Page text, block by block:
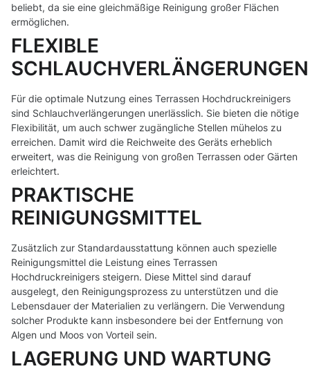
beliebt, da sie eine gleichmäßige Reinigung großer Flächen
ermöglichen.
FLEXIBLE
SCHLAUCHVERLÄNGERUNGEN
Für die optimale Nutzung eines Terrassen Hochdruckreinigers
sind Schlauchverlängerungen unerlässlich. Sie bieten die nötige
Flexibilität, um auch schwer zugängliche Stellen mühelos zu
erreichen. Damit wird die Reichweite des Geräts erheblich
erweitert, was die Reinigung von großen Terrassen oder Gärten
erleichtert.
PRAKTISCHE
REINIGUNGSMITTEL
Zusätzlich zur Standardausstattung können auch spezielle
Reinigungsmittel die Leistung eines Terrassen
Hochdruckreinigers steigern. Diese Mittel sind darauf
ausgelegt, den Reinigungsprozess zu unterstützen und die
Lebensdauer der Materialien zu verlängern. Die Verwendung
solcher Produkte kann insbesondere bei der Entfernung von
Algen und Moos von Vorteil sein.
LAGERUNG UND WARTUNG